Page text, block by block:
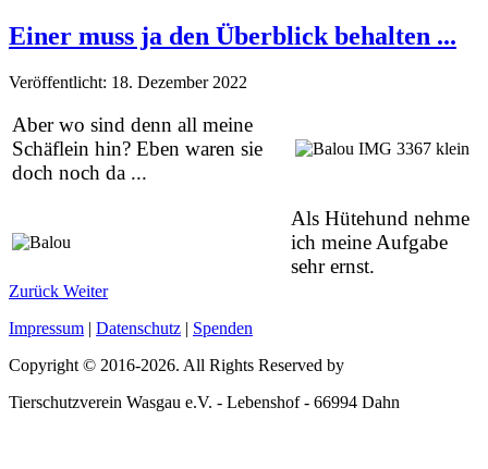
Einer muss ja den Überblick behalten ...
Veröffentlicht: 18. Dezember 2022
Aber wo sind denn all meine
Schäflein hin? Eben waren sie
doch noch da ...
Als Hütehund nehme
ich meine Aufgabe
sehr ernst.
Zurück Weiter
Impressum | Datenschutz | Spenden
Copyright © 2016-2026. All Rights Reserved by
Tierschutzverein Wasgau e.V. - Lebenshof - 66994 Dahn